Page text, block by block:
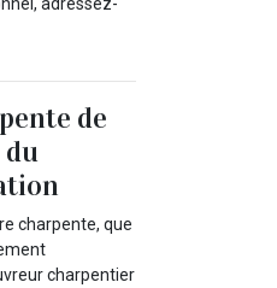
de
du
charpente, que
charpentier